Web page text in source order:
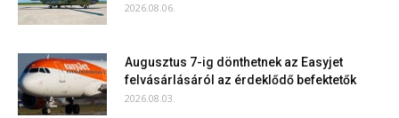
2026.08.06.
Augusztus 7-ig dönthetnek az Easyjet
felvásárlásáról az érdeklődő befektetők
2026.08.03.